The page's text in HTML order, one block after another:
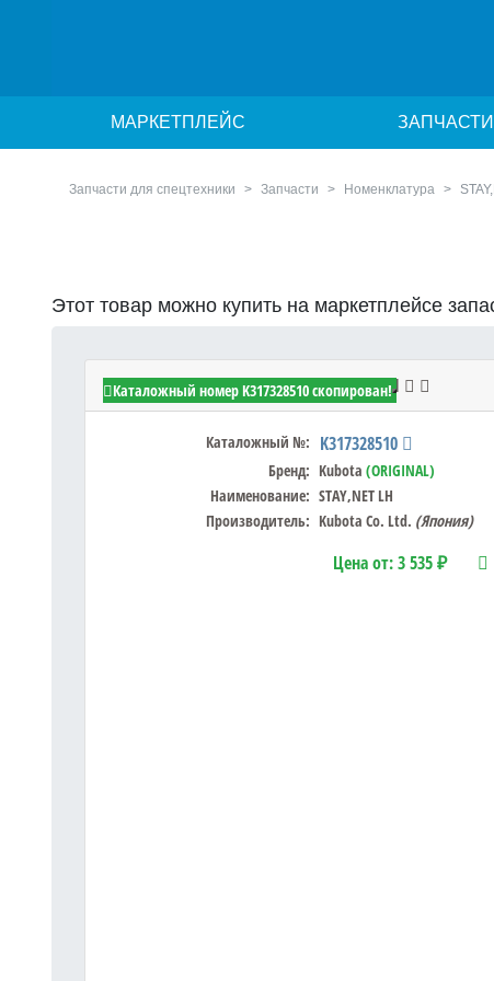
МАРКЕТПЛЕЙС ЗАПЧАСТИ
Запчасти для спецтехники Запчасти Номенклатура
Этот товар можно купить на маркетплейсе
Kubota K317328510 - STAY,NET LH
Каталожный №: K317328510
Бренд: Kubota (ORIGINAL)
Наименование: STAY,NET LH
Производитель: Kubota Co. Ltd. (Япония)
Цена от:3 535 ₽
Каталожный номер K317328510 скопирован!